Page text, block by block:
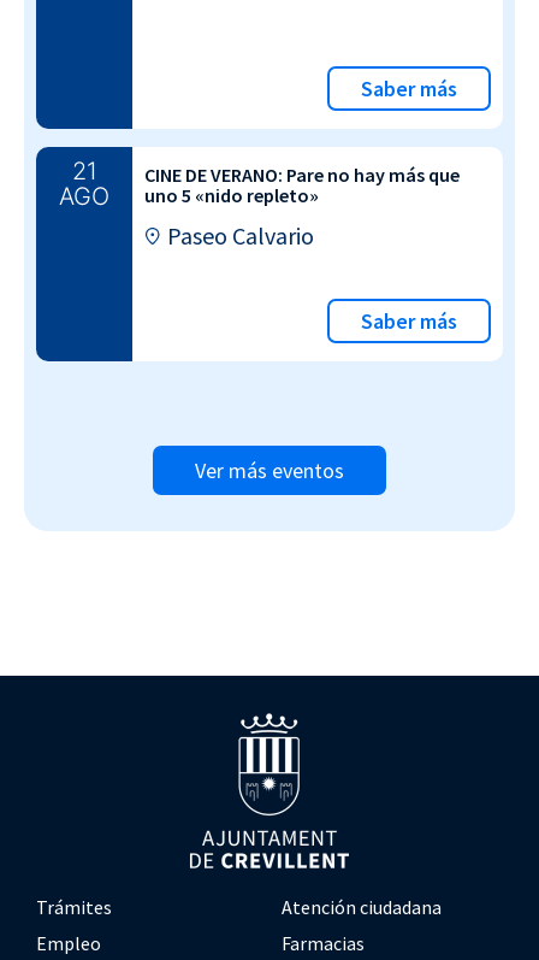
Saber más
21
AGO
CINE DE VERANO: Pare no hay más que
uno 5 «nido repleto»
Paseo Calvario
Saber más
Ver más eventos
Trámites
Atención ciudadana
Empleo
Farmacias